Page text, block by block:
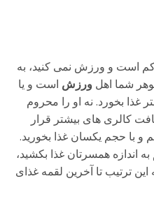
کم است و ورزش نمی کنید، به
شما اهل ورزش است و یا
غذا بخورد. نه او را محروم
کالری های بیشتر قرار
و با حجم یکسان غذا بخورید.
اندازه همسرتان غذا بکشید،
این ترتیب تا آخرین لقمه غذای